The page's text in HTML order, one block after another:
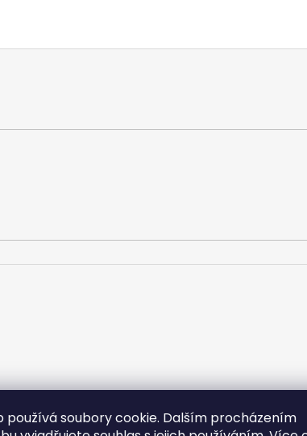
používá soubory cookie. Dalším procházením